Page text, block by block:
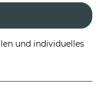
und individuelles